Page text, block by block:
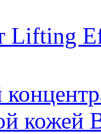
Lifting
кожей